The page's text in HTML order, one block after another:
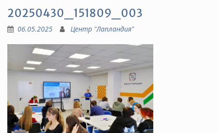
20250430_151809_003
06.05.2025 Центр "Лапландия"